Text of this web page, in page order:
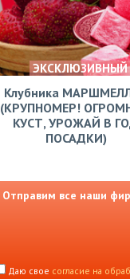
ЭКСКЛЮЗИВНЫЙ
Клубника
(КРУПНОМЕР!
КУСТ, УРОЖАЙ В
ПОСАДКИ)
Отправим все наши
Даю свое согласие на